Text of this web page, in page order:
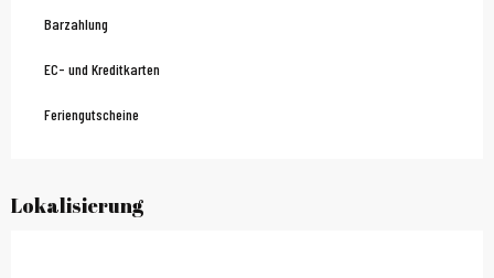
Barzahlung
EC- und Kreditkarten
Feriengutscheine
Lokalisierung